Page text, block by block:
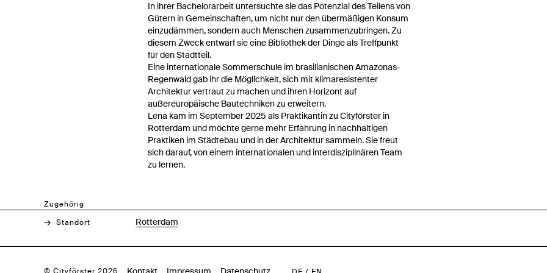
In ihrer Bachelorarbeit untersuchte sie das Potenzial des Teilens von
Gütern in Gemeinschaften, um nicht nur den übermäßigen Konsum
einzudämmen, sondern auch Menschen zusammenzubringen. Zu
diesem Zweck entwarf sie eine Bibliothek der Dinge als Treffpunkt
für den Stadtteil.
Eine internationale Sommerschule im brasilianischen Amazonas-
Regenwald gab ihr die Möglichkeit, sich mit klimaresistenter
Architektur vertraut zu machen und ihren Horizont auf
außereuropäische Bautechniken zu erweitern.
Lena kam im September 2025 als Praktikantin zu Cityförster in
Rotterdam und möchte gerne mehr Erfahrung in nachhaltigen
Praktiken im Städtebau und in der Architektur sammeln. Sie freut
sich darauf, von einem internationalen und interdisziplinären Team
zu lernen.
Zugehörig
Standort Rotterdam
© Cityförster 2026 Kontakt Impressum Datenschutz